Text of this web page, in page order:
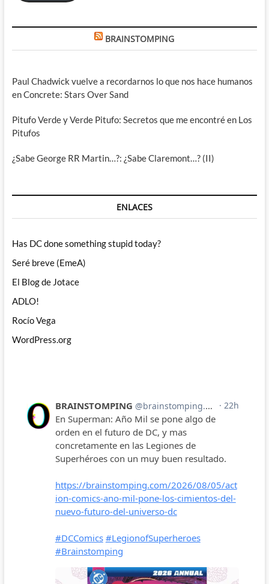
BRAINSTOMPING
Paul Chadwick vuelve a recordarnos lo que nos hace humanos
en Concrete: Stars Over Sand
Pitufo Verde y Verde Pitufo: Secretos que me encontré en Los
Pitufos
¿Sabe George RR Martin…?: ¿Sabe Claremont…? (II)
ENLACES
Has DC done something stupid today?
Seré breve (EmeA)
El Blog de Jotace
ADLO!
Rocío Vega
WordPress.org